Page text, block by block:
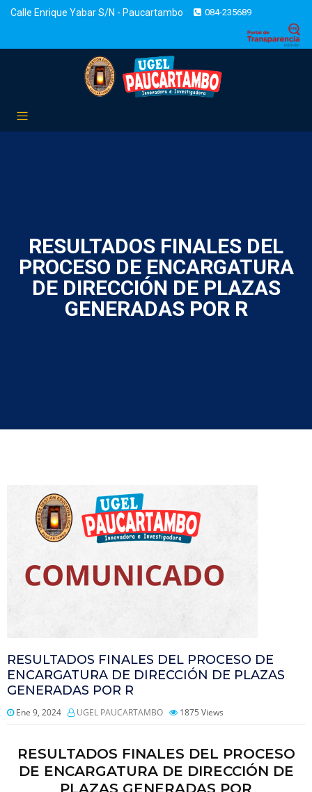
Calle Enrique Yabar S/N - Paucartambo 084-235689
RESULTADOS FINALES DEL
PROCESO DE ENCARGATURA
DE DIRECCIÓN DE PLAZAS
GENERADAS POR R
RESULTADOS FINALES DEL PROCESO DE
ENCARGATURA DE DIRECCIÓN DE PLAZAS
GENERADAS POR R
Ene 9, 2024 UGEL PAUCARTAMBO 1875 Views
RESULTADOS FINALES DEL PROCESO
DE ENCARGATURA DE DIRECCIÓN DE
PLAZAS GENERADAS POR